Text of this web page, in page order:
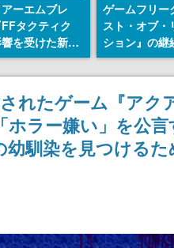
アーエムブレ
タクティク
を受けた新作
『Beaten
年に発売
Steam）、
、Switch向
ス予定
ゲームフリー
スト・オブ・
ション』の継
デ方針を表明
からの意見を
止めて対応へ
チは約1週間
される予定
れたゲーム『アク
ラー嫌い」を公
幼馴染を見つける